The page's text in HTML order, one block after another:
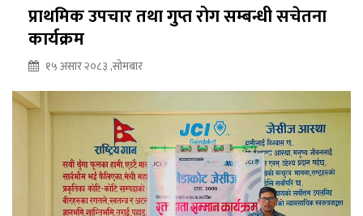
प्राथमिक उपचार तथा गुप्त रोग सम्बन्धी सचेतना
कार्यक्रम
१५ असार २०८३ ,सोमबार